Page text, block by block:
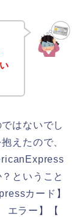
はないでし
えたので、
ということ
カード】
エラー】【